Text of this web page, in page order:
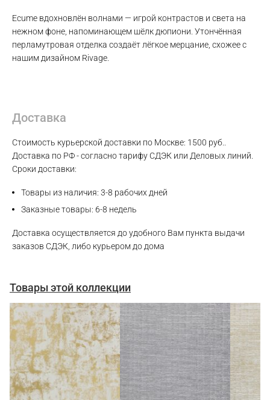
Ecume вдохновлён волнами — игрой контрастов и света на
нежном фоне, напоминающем шёлк дюпиони. Утончённая
перламутровая отделка создаёт лёгкое мерцание, схожее с
нашим дизайном Rivage.
Доставка
Стоимость курьерской доставки по Москве: 1500 руб..
Доставка по РФ - согласно тарифу СДЭК или Деловых линий.
Сроки доставки:
Товары из наличия: 3-8 рабочих дней
Заказные товары: 6-8 недель
Доставка осуществляется до удобного Вам пункта выдачи
заказов СДЭК, либо курьером до дома
Товары этой коллекции
WhatsApp